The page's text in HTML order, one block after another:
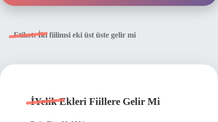
Etiket:İki fiilimsi eki üst üste gelir mi
İYelik Ekleri Fiillere Gelir Mi